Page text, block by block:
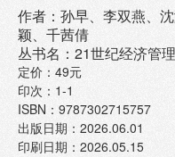
作者：孙早、李双燕、
颖、千茜倩
丛书名：21世纪经济管
定价：49元
印次：1-1
ISBN：9787302715757
出版日期：2026.06.01
印刷日期：2026.05.15